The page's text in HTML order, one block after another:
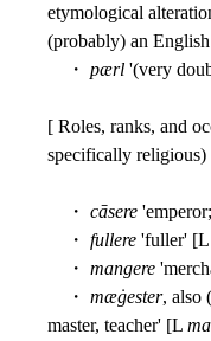
etymological
(probably) an
・ pærl '(very
[ Roles, ranks, and
specifically religious)
・ cāsere
・ fullere 'fuller' [L
・ mangere
・ mæġester, also
master, teacher' [L